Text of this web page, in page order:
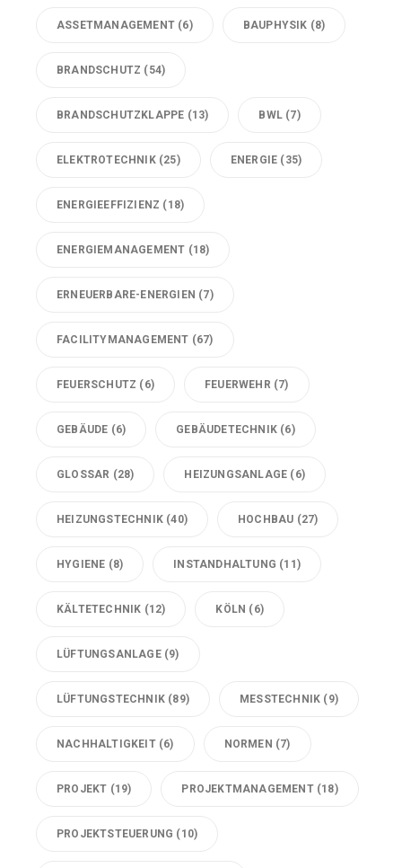
ASSETMANAGEMENT (6) BAUPHYSIK (8)
BRANDSCHUTZ (54)
BRANDSCHUTZKLAPPE (13) BWL (7)
ELEKTROTECHNIK(25) ENERGIE (35)
ENERGIEEFFIZIENZ (18)
ENERGIEMANAGEMENT (18)
ERNEUERBARE-ENERGIEN (7)
FACILITYMANAGEMENT (67)
FEUERSCHUTZ (6) FEUERWEHR (7)
GEBÄUDE (6) GEBÄUDETECHNIK (6)
GLOSSAR (28) HEIZUNGSANLAGE (6)
HEIZUNGSTECHNIK (40) HOCHBAU (27)
HYGIENE (8) INSTANDHALTUNG (11)
KÄLTETECHNIK (12) KÖLN (6)
LÜFTUNGSANLAGE(9)
LÜFTUNGSTECHNIK (89) MESSTECHNIK (9)
NACHHALTIGKEIT(6) NORMEN (7)
PROJEKT (19) PROJEKTMANAGEMENT(18)
PROJEKTSTEUERUNG (10)